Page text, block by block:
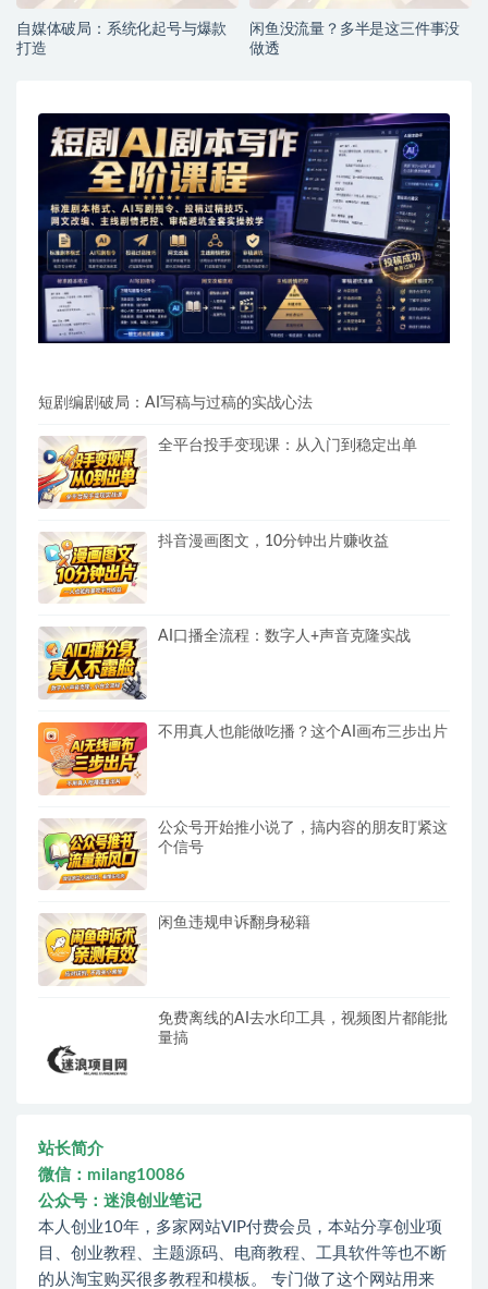
自媒体破局：系统化起号与爆款
打造
闲鱼没流量？多半是这三件事没
做透
短剧编剧破局：AI写稿与过稿的实战心法
全平台投手变现课：从入门到稳定出单
抖音漫画图文，10分钟出片赚收益
AI口播全流程：数字人+声音克隆实战
不用真人也能做吃播？这个AI画布三步出片
公众号开始推小说了，搞内容的朋友盯紧这
个信号
闲鱼违规申诉翻身秘籍
免费离线的AI去水印工具，视频图片都能批
量搞
站长简介
微信：milang10086
公众号：迷浪创业笔记
本人创业10年，多家网站VIP付费会员，本站分享创业项
目、创业教程、主题源码、电商教程、工具软件等也不断
的从淘宝购买很多教程和模板。 专门做了这个网站用来